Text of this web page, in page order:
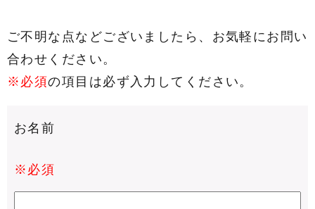
ご不明な点などございましたら、お気軽にお問い
合わせください。
※必須の項目は必ず入力してください。
お名前
※必須